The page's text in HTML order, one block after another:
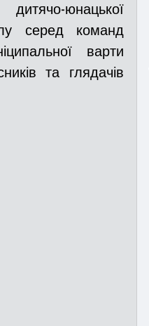
юнацької
серед команд
варти
та глядачів